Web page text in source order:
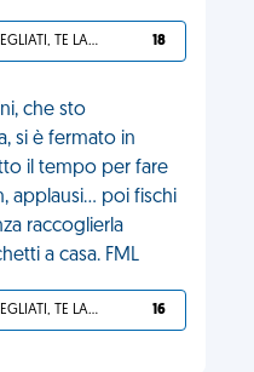
SVEGLIATI, TE LA SEI CERCATA! 18
che sto
si è fermato in
il tempo per fare
applausi... poi fischi
raccoglierla
a casa. FML
SVEGLIATI, TE LA SEI CERCATA! 16